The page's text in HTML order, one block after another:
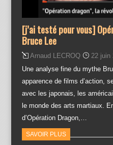
[j’ai testé pour vous]
Bruce Lee
Arnaud LECROQ
22 juin
Une analyse fine du mythe
apparence de films d’action,
avec les japonais, les
le monde des arts martiaux.
d’Opération Dragon,…
SAVOIR PLUS